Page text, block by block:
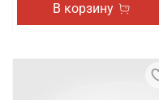
В корзину